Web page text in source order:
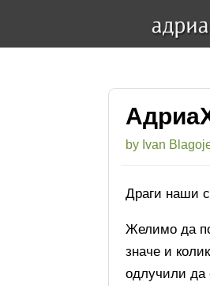
by Ivan
Драги наши
Желимо да
значе и
одлучили